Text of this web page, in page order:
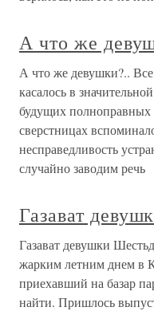
А что же
А что же девушки?..
касалось в
будущих
сверстницах
несправедливость
случайно заводим речь
Газават
Газават девушки
жарким летним днем в
приехавший на базар
найти. Пришлось